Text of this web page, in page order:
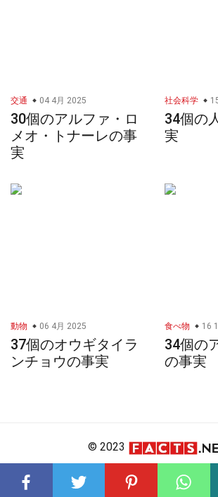
交通 04 4月 2025
30個のアルファ・ロ
メオ・トナーレの事
実
社会科学
34個の
実
動物 06 4月 2025
37個のオウギタイラ
ンチョウの事実
食べ物 16
34個の
の事実
© 2023
Editorial Policy